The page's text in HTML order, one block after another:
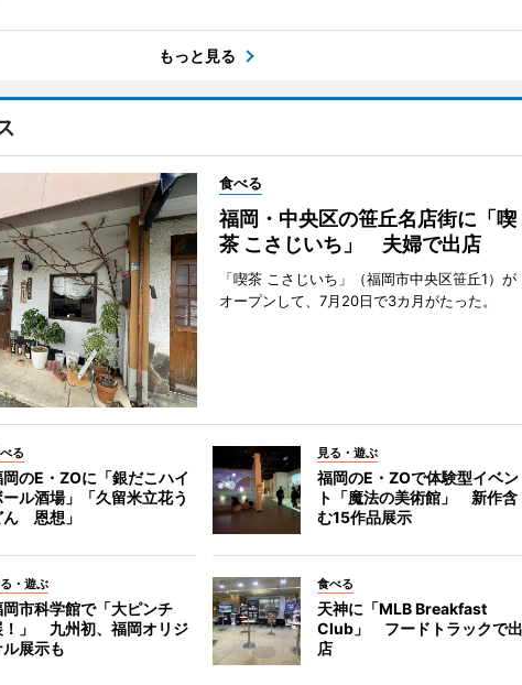
もっと見る
食べる
福岡・中央区の笹丘名店街に「喫
茶 こさじいち」 夫婦で出店
「喫茶 こさじいち」（福岡市中央区笹丘1）が
オープンして、7月20日で3カ月がたった。
る
岡のE・ZOに「銀だこハイ
ール酒場」「久留米立花う
ん 恩想」
見る・遊ぶ
福岡のE・ZOで体験型イベン
ト「魔法の美術館」 新作含
む15作品展示
・遊ぶ
岡市科学館で「大ピンチ
！」 九州初、福岡オリジ
ル展示も
食べる
天神に「MLB Breakfast
Club」 フードトラックで出
店